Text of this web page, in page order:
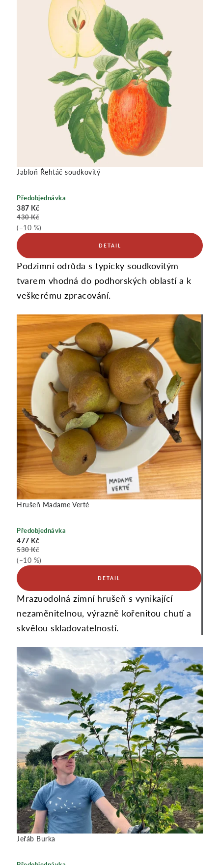
AJabloň Řehtáč soudkovitý
Předobjednávka
387 Kč
430 Kč
(–10 %)
Podzimní odrůda s typicky soudkovitým
tvarem vhodná do podhorských oblastí a k
veškerému zpracování.
Hrušeň Madame Verté
Předobjednávka
477 Kč
530 Kč
(–10 %)
Mrazuodolná zimní hrušeň s vynikající
nezaměnitelnou, výrazně kořenitou chutí a
skvělou skladovatelností.
Jeřáb Burka